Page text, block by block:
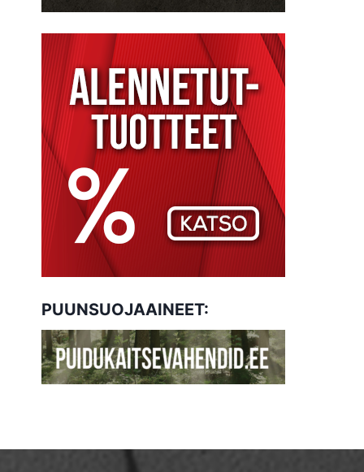
PUUNSUOJAAINEET: